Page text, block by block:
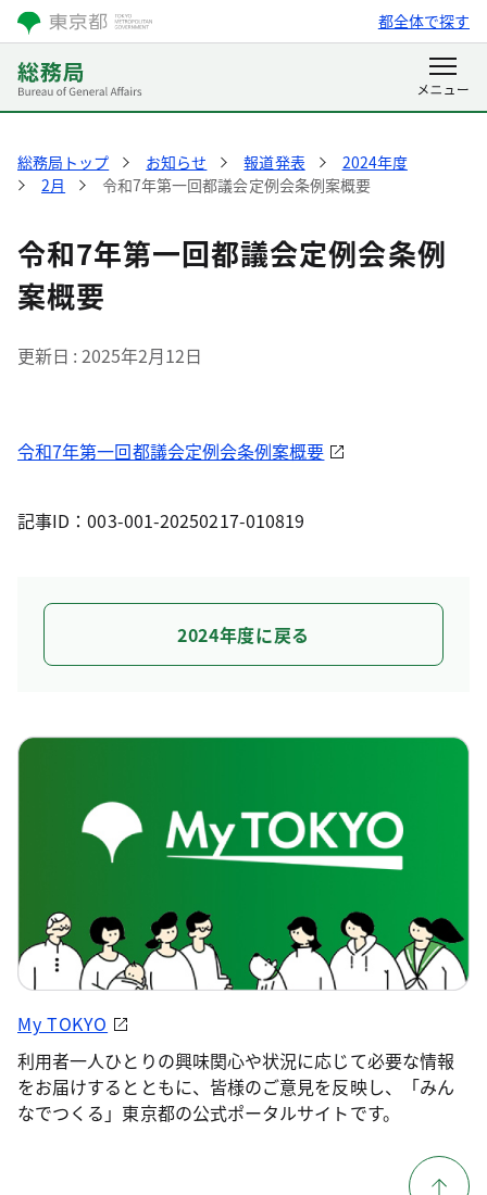
都全体で探す
総務局トップ お知らせ 報道発表
2024年度
2月
令和7年第一回都議会定例会条例案概要
令和7年第一回都議会定例会条例
案概要
更新日 2025年2月12日
令和7年第一回都議会定例会条例案概要
記事ID：003-001-20250217-010819
2024年度に戻る
My TOKYO
利用者一人ひとりの興味関心や状況に応じて必要な情報
をお届けするとともに、皆様のご意見を反映し、「みん
なでつくる」東京都の公式ポータルサイトです。